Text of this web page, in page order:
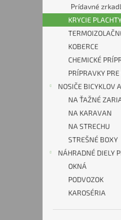
Prídavné
KRYCIE
KOBERCE
CHEMICKÉ
PRÍPRAVKY
NOSIČE BICYKLOV
NA ŤAŽNÉ
NA KARAVAN
NA STRECHU
STREŠNÉ BOXY
NÁHRADNÉ DIELY
OKNÁ
PODVOZOK
KAROSÉRIA